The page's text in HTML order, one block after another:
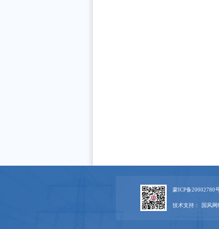
蒙ICP备20002780
技术支持： 国风网